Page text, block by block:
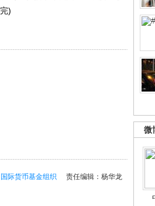
微
)
责任编辑：杨华龙
国际货币基金组织